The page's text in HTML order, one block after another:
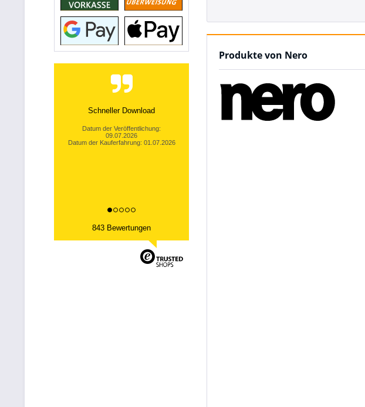
Klarer Bestellablauf, schnelles
Datum der Veröffentlichung:
03.07.2026
843 Bewertungen
Produkte von Nero